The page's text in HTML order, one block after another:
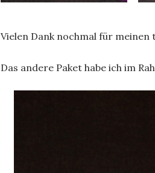
Vielen Dank nochmal für meinen
Das andere Paket habe ich im